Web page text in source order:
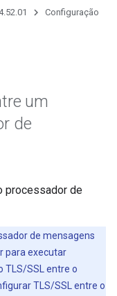
Configuração
um
de
processador de
de mensagens
para executar
TLS/SSL entre o
TLS/SSL entre o